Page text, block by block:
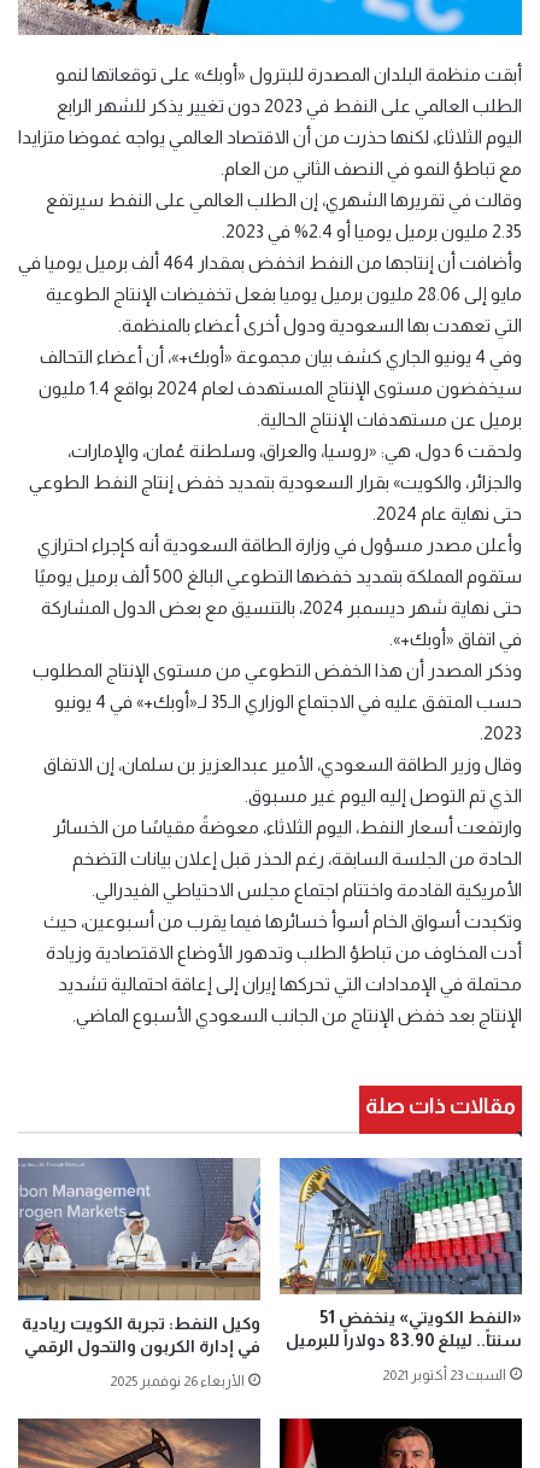
أبقت منظمة البلدان المصدرة للبترول «أوبك» على توقعاتها لنمو
الطلب العالمي على النفط في 2023 دون تغيير يذكر للشهر الرابع
اليوم الثلاثاء، لكنها حذرت من أن الاقتصاد العالمي يواجه غموضا متزايدا
مع تباطؤ النمو في النصف الثاني من العام.
وقالت في تقريرها الشهري، إن الطلب العالمي على النفط سيرتفع
2.35 مليون برميل يوميا أو 2.4% في 2023.
وأضافت أن إنتاجها من النفط انخفض بمقدار 464 ألف برميل يوميا في
مايو إلى 28.06 مليون برميل يوميا بفعل تخفيضات الإنتاج الطوعية
التي تعهدت بها السعودية ودول أخرى أعضاء بالمنظمة.
وفي 4 يونيو الجاري كشف بيان مجموعة «أوبك+»، أن أعضاء التحالف
سيخفضون مستوى الإنتاج المستهدف لعام 2024 بواقع 1.4 مليون
برميل عن مستهدفات الإنتاج الحالية.
ولحقت 6 دول، هي: «روسيا، والعراق، وسلطنة عُمان، والإمارات،
والجزائر، والكويت» بقرار السعودية بتمديد خفض إنتاج النفط الطوعي
حتى نهاية عام 2024.
وأعلن مصدر مسؤول في وزارة الطاقة السعودية أنه كإجراء احترازي
ستقوم المملكة بتمديد خفضها التطوعي البالغ 500 ألف برميل يوميًا
حتى نهاية شهر ديسمبر 2024، بالتنسيق مع بعض الدول المشاركة
في اتفاق «أوبك+».
وذكر المصدر أن هذا الخفض التطوعي من مستوى الإنتاج المطلوب
حسب المتفق عليه في الاجتماع الوزاري الـ35 لـ«أوبك+» في 4 يونيو
2023.
وقال وزير الطاقة السعودي، الأمير عبدالعزيز بن سلمان، إن الاتفاق
الذي تم التوصل إليه اليوم غير مسبوق.
وارتفعت أسعار النفط، اليوم الثلاثاء، معوضةً مقياسًا من الخسائر
الحادة من الجلسة السابقة، رغم الحذر قبل إعلان بيانات التضخم
الأمريكية القادمة واختتام اجتماع مجلس الاحتياطي الفيدرالي.
وتكبدت أسواق الخام أسوأ خسائرها فيما يقرب من أسبوعين، حيث
أدت المخاوف من تباطؤ الطلب وتدهور الأوضاع الاقتصادية وزيادة
محتملة في الإمدادات التي تحركها إيران إلى إعاقة احتمالية تشديد
الإنتاج بعد خفض الإنتاج من الجانب السعودي الأسبوع الماضي.
مقالات ذات صلة
«النفط الكويتي» ينخفض 51
سنتاً.. ليبلغ 83.90 دولاراً للبرميل
السبت 23 أكتوبر 2021
وكيل النفط: تجربة الكويت ريادية
في إدارة الكربون والتحول الرقمي
الأربعاء 26 نوفمبر 2025